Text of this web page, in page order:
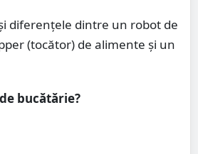
diferențele dintre un robot de
(tocător) de alimente și un
bucătărie?